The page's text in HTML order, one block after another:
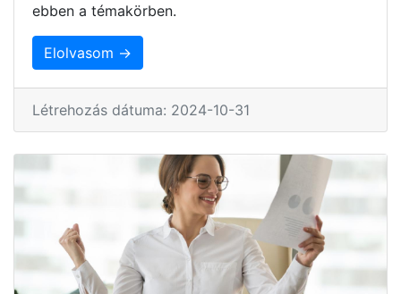
ebben a témakörben.
Elolvasom →
Létrehozás dátuma: 2024-10-31